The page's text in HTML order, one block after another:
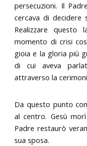
persecuzioni. Il
cercava di
Realizzare questo
momento di crisi
gioia e la gloria più
di cui aveva
attraverso la
Da questo punto
al centro. Gesù
Padre restaurò
sua sposa.